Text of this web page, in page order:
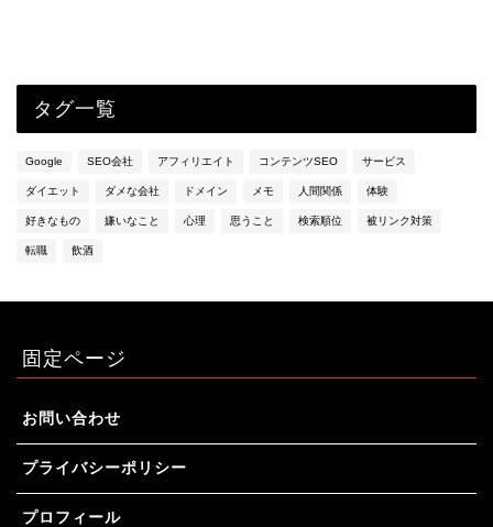
タグ一覧
Google SEO会社 アフィリエイト コンテンツSEO サービス
ダイエット ダメな会社 ドメイン メモ 人間関係 体験
好きなもの 嫌いなこと 心理 思うこと 検索順位 被リンク対策
転職 飲酒
固定ページ
お問い合わせ
プライバシーポリシー
プロフィール